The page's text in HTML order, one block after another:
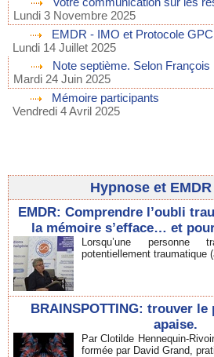
Lundi 3 Novembre 2025
EMDR - IMO et Protocole
Lundi 14 Juillet 2025
Note septième. Selon François
Mardi 24 Juin 2025
Mémoire participants
Vendredi 4 Avril 2025
Hypnose et
EMDR: Comprendre l’oubli
la mémoire s’efface… et
Lorsqu’une personne
potentiellement traumatique
BRAINSPOTTING: trouver
apaise.
Par Clotilde Hennequin-
formée par David Grand,